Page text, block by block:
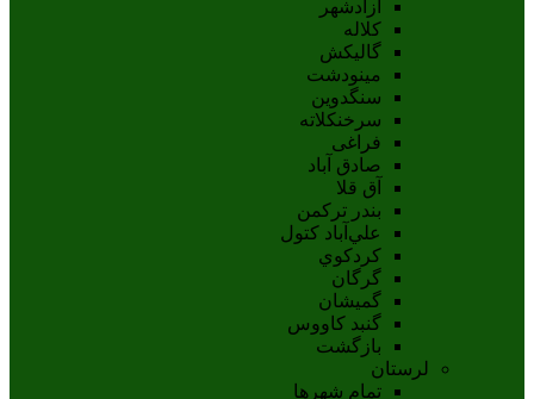
آزادشهر
کلاله
گالیکش
مینودشت
سنگدوین
سرخنکلاته
فراغی
صادق آباد
آق قلا
بندر ترکمن
علي‌آباد کتول
کردکوي
گرگان
گميشان
گنبد کاووس
بازگشت
لرستان
تمام شهر‌ها